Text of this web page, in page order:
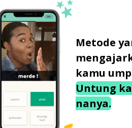
Metode
kamu
Untung
nanya.